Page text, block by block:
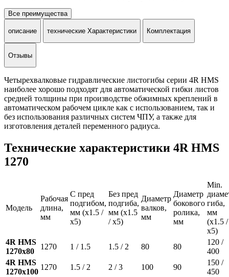
Все преимущества
описание технические Характеристики Комплектация
Отзывы
Четырехвалковые гидравлические листогибы серии 4R HMS
наиболее хорошо подходят для автоматической гибки листов
средней толщины при производстве обжимных креплений в
автоматическом рабочем цикле как с использованием, так и
без использования различных систем ЧПУ, а также для
изготовления деталей переменного радиуса.
Технические характеристики 4R HMS
1270
Модель
Рабочая
длина,
мм
С пред
подгибом,
мм (x1.5 /
x5)
Без пред
подгиба,
мм (x1.5
/ x5)
Диаметр
валков,
мм
Диаметр
бокового
ролика,
мм
Min.
гиба,
мм
(x1.5 /
x5)
4R HMS
1270x80
1270 1 / 1.5 1.5 / 2 80 80
120 /
400
4R HMS
1270x100
1270 1.5 / 2 2 / 3 100 90
150 /
450